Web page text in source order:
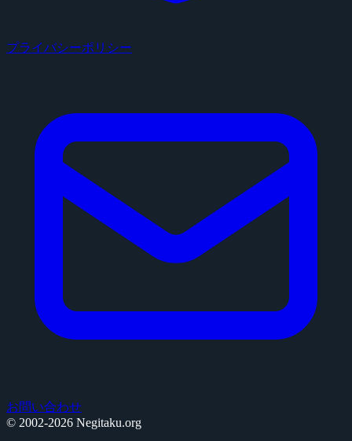
プライバシーポリシー
お問い合わせ
© 2002-2026 Negitaku.org